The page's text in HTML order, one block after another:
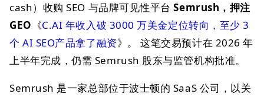
cash）收购 SEO 与品牌可见性平台Semrush，押注
GEO 《C.AI 年收入破 3000 万美金定位转向，至少 3
个 AI SEO产品拿了融资》。 这笔交易预计在 2026 年
上半年完成，仍需 Semrush 股东与监管机构批准。
Semrush 是一家总部位于波士顿的 SaaS 公司，以关